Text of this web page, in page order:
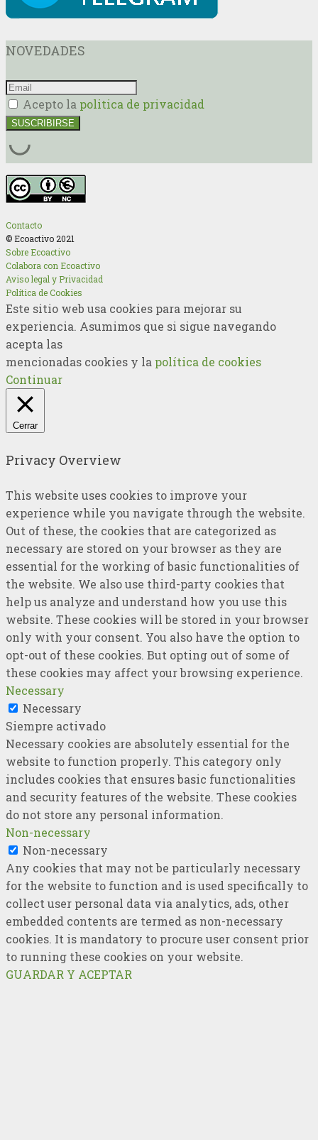
NOVEDADES
Acepto la politica de privacidad
Contacto
© Ecoactivo 2021
Sobre Ecoactivo
Colabora con Ecoactivo
Aviso legal y Privacidad
Política de Cookies
Este sitio web usa cookies para mejorar su
experiencia. Asumimos que si sigue navegando
acepta las
mencionadas cookies y la política de cookies
Continuar
Cerrar
Privacy Overview
This website uses cookies to improve your
experience while you navigate through the website.
Out of these, the cookies that are categorized as
necessary are stored on your browser as they are
essential for the working of basic functionalities of
the website. We also use third-party cookies that
help us analyze and understand how you use this
website. These cookies will be stored in your browser
only with your consent. You also have the option to
opt-out of these cookies. But opting out of some of
these cookies may affect your browsing experience.
Necessary
Necessary
Siempre activado
Necessary cookies are absolutely essential for the
website to function properly. This category only
includes cookies that ensures basic functionalities
and security features of the website. These cookies
do not store any personal information.
Non-necessary
Non-necessary
Any cookies that may not be particularly necessary
for the website to function and is used specifically to
collect user personal data via analytics, ads, other
embedded contents are termed as non-necessary
cookies. It is mandatory to procure user consent prior
to running these cookies on your website.
GUARDAR Y ACEPTAR